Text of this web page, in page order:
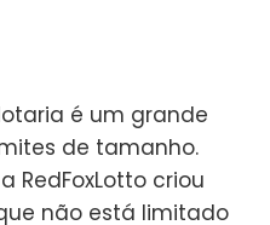
é um grande
de tamanho.
RedFoxLotto criou
não está limitado